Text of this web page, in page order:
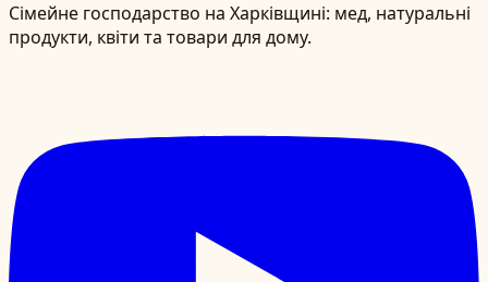
Сімейне господарство на Харківщині: мед, натуральні
продукти, квіти та товари для дому.